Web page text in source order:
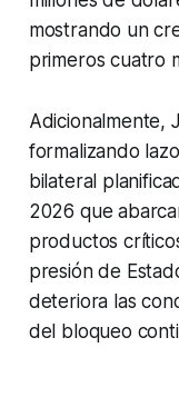
mostrando un
primeros cuatro
Adicionalmente,
formalizando
bilateral
2026 que
productos
presión de
deteriora las
del bloqueo